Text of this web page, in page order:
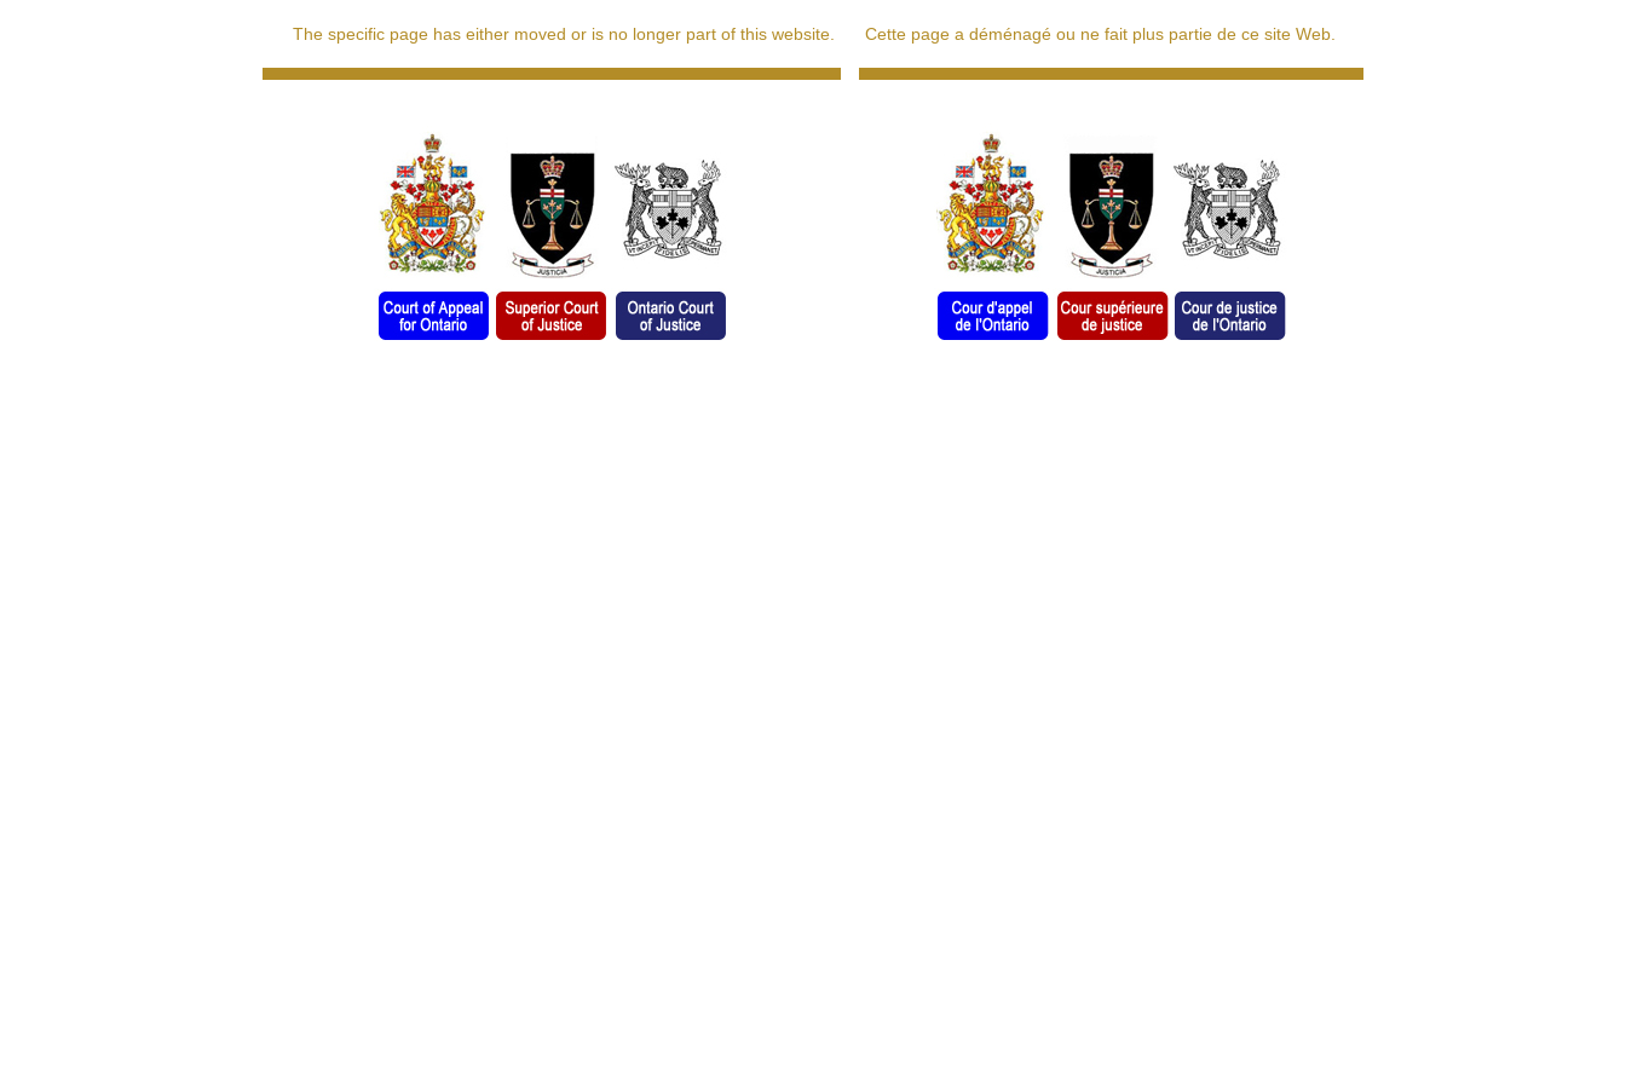
The specific page has either moved or is no longer part of this website. Cette page a déménagé ou ne fait plus partie de ce site Web.